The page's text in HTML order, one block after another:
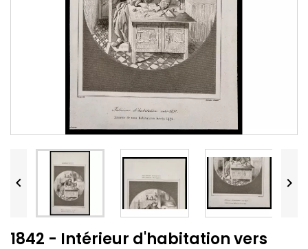
 
1842 - Intérieur d'habitation vers